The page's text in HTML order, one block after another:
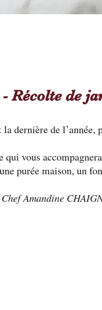
- Récolte de
la dernière de
qui vous
purée maison, un
Amandine